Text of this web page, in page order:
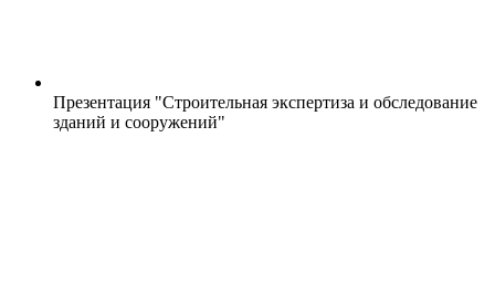
Презентация "Строительная экспертиза и обследование
зданий и сооружений"